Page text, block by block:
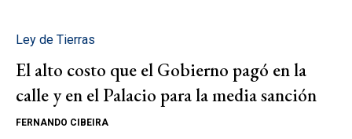
Ley de Tierras
El alto costo que el Gobierno pagó en la
calle y en el Palacio para la media sanción
FERNANDO CIBEIRA